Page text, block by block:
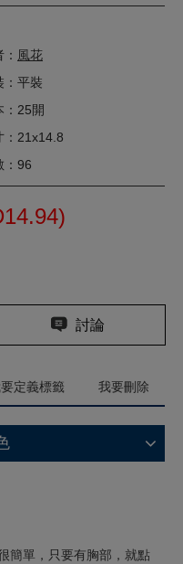
風花
：平裝
：25開
：21x14.8
：96
14.94)
討論
定義標籤 我要刪除
簡單，只要有胸部，就點